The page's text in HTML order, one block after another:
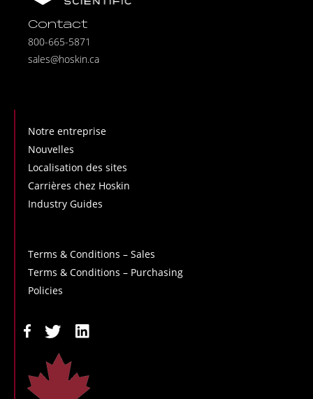
Contact
800-665-5871
sales@hoskin.ca
Notre entreprise
Nouvelles
Localisation des sites
Carrières chez Hoskin
Industry Guides
Terms & Conditions – Sales
Terms & Conditions – Purchasing
Policies